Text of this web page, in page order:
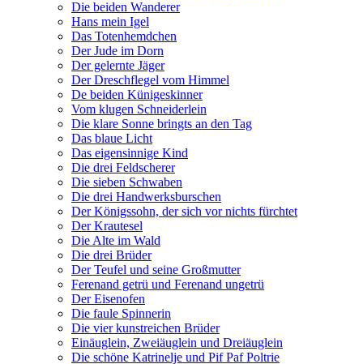
Die beiden Wanderer
Hans mein Igel
Das Totenhemdchen
Der Jude im Dorn
Der gelernte Jäger
Der Dreschflegel vom Himmel
De beiden Künigeskinner
Vom klugen Schneiderlein
Die klare Sonne bringts an den Tag
Das blaue Licht
Das eigensinnige Kind
Die drei Feldscherer
Die sieben Schwaben
Die drei Handwerksburschen
Der Königssohn, der sich vor nichts fürchtet
Der Krautesel
Die Alte im Wald
Die drei Brüder
Der Teufel und seine Großmutter
Ferenand getrü und Ferenand ungetrü
Der Eisenofen
Die faule Spinnerin
Die vier kunstreichen Brüder
Einäuglein, Zweiäuglein und Dreiäuglein
Die schöne Katrinelje und Pif Paf Poltrie